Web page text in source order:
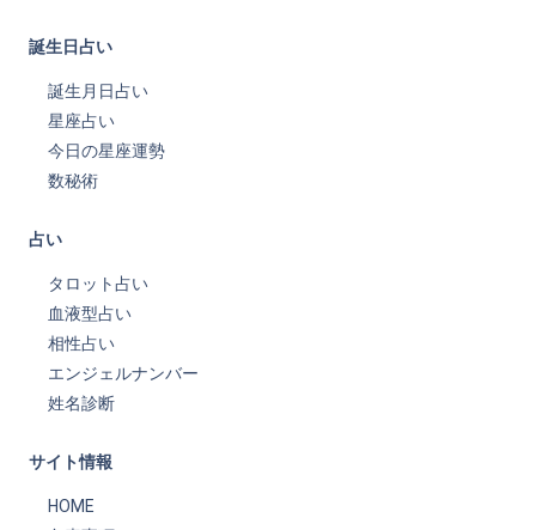
誕生日占い
誕生月日占い
星座占い
今日の星座運勢
数秘術
占い
タロット占い
血液型占い
相性占い
エンジェルナンバー
姓名診断
サイト情報
HOME